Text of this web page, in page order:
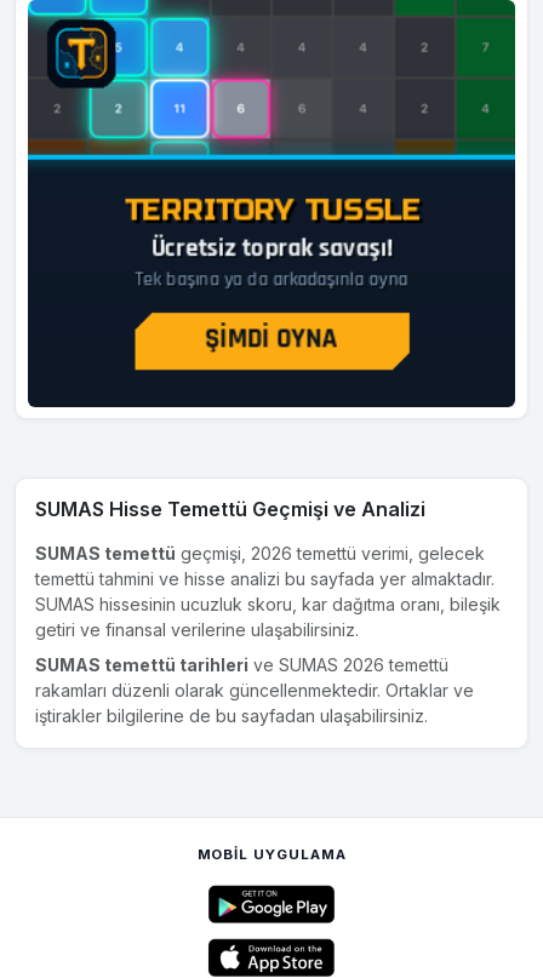
SUMAS Hisse Temettü Geçmişi ve Analizi
SUMAS temettü geçmişi, 2026 temettü verimi, gelecek
temettü tahmini ve hisse analizi bu sayfada yer almaktadır.
SUMAS hissesinin ucuzluk skoru, kar dağıtma oranı, bileşik
getiri ve finansal verilerine ulaşabilirsiniz.
SUMAS temettü tarihleri ve SUMAS 2026 temettü
rakamları düzenli olarak güncellenmektedir. Ortaklar ve
iştirakler bilgilerine de bu sayfadan ulaşabilirsiniz.
MOBIL UYGULAMA